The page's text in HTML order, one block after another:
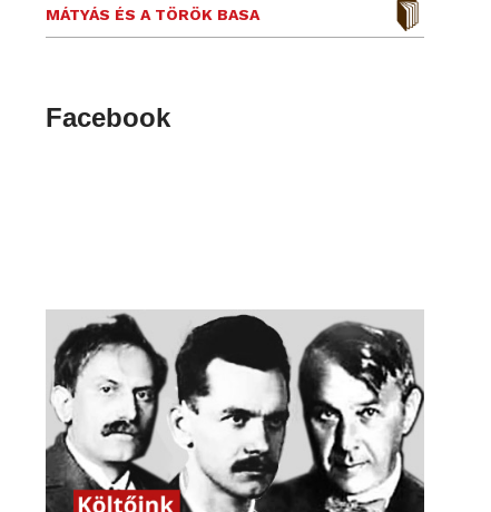
MÁTYÁS ÉS A TÖRÖK BASA
Facebook